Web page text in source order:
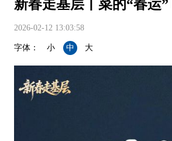
新春走基层丨菜的“春运
2026-02-12 13:03:58
字体： 小 中 大